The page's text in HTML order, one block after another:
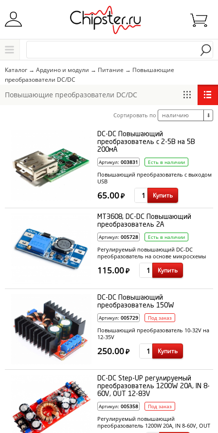
Начните водить название города..
Выбрать
Каталог → Ардуино и модули → Питание → Повышающие
преобразователи DC/DC
Повышающие преобразователи DC/DC
Сортировать по наличию ⬇
DC-DC Повышающий
преобразователь с 2-5В на 5В
200мА
Артикул: 003831 Есть в наличии
Повышающий преобразователь с выходом
USB
65.00₽ Купить
MT3608, DC-DC Повышающий
преобразователь 2A
Артикул: 005728 Есть в наличии
Регулируемый повышающий DC-DC
преобразователь на основе микросхемы
MT3608 с разъемом micro USB.
115.00₽ Купить
DC-DC Повышающий
преобразователь 150W
Артикул: 005729 Под заказ
Повышающий преобразователь 10-32V на
12-35V
250.00₽ Купить
DC-DC Step-UP регулируемый
преобразователь 1200W 20A, IN 8-
60V, OUT 12-83V
Артикул: 005358 Под заказ
Регулируемый повышающий
преобразователь 1200W 20A, IN 8-60V, OUT